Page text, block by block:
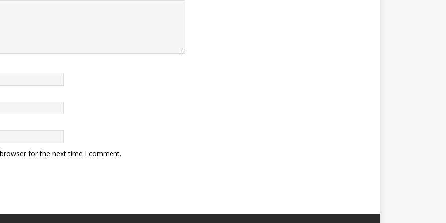
for the next time I comment.